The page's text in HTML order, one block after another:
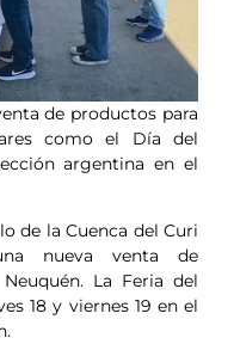
de productos para
como el Día del
argentina en el
de la Cuenca del Curi
nueva venta de
La Feria del
18 y viernes 19 en el